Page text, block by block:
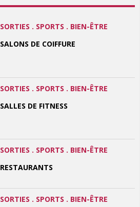
SORTIES . SPORTS . BIEN-ÊTRE
SALONS DE COIFFURE
SORTIES . SPORTS . BIEN-ÊTRE
SALLES DE FITNESS
SORTIES . SPORTS . BIEN-ÊTRE
RESTAURANTS
SORTIES . SPORTS . BIEN-ÊTRE